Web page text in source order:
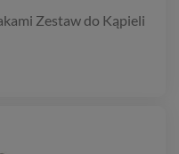
Zestaw do Kąpieli